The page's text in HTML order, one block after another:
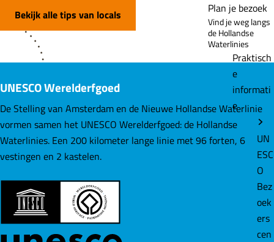
Plan je bezoek
Vind je weg langs
de Hollandse
Waterlinies
Praktisch
e
informati
e
UN
ESC
O
Bez
oek
ers
cen
Bekijk alle tips van locals
UNESCO Werelderfgoed
De Stelling van Amsterdam en de Nieuwe Hollandse Waterlinie
vormen samen het UNESCO Werelderfgoed: de Hollandse
Waterlinies. Een 200 kilometer lange linie met 96 forten, 6
vestingen en 2 kastelen.